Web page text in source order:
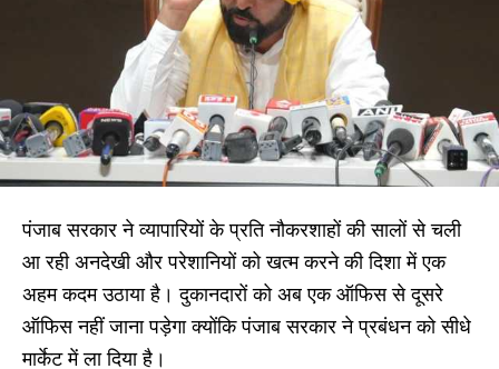
पंजाब सरकार ने व्यापारियों के प्रति नौकरशाहों की सालों से चली
आ रही अनदेखी और परेशानियों को खत्म करने की दिशा में एक
अहम कदम उठाया है। दुकानदारों को अब एक ऑफिस से दूसरे
ऑफिस नहीं जाना पड़ेगा क्योंकि पंजाब सरकार ने प्रबंधन को सीधे
मार्केट में ला दिया है।